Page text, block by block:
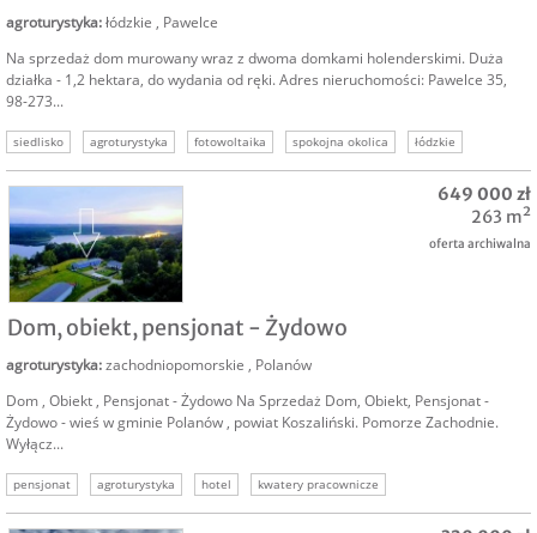
agroturystyka:łódzkie , Pawelce
Na sprzedaż dom murowany wraz z dwoma domkami holenderskimi. Duża
działka - 1,2 hektara, do wydania od ręki. Adres nieruchomości: Pawelce 35,
98-273...
siedlisko agroturystyka fotowoltaika spokojna okolica
łódzkie
sieradzki
Dom, obiekt, pensjonat - Żydowo
agroturystyka:zachodniopomorskie , Polanów
Dom , Obiekt , Pensjonat - Żydowo Na Sprzedaż Dom, Obiekt, Pensjonat -
Żydowo - wieś w gminie Polanów , powiat Koszaliński. Pomorze Zachodnie.
Wyłącz...
pensjonat agroturystyka hotel kwatery pracownicze
649 000 zł
263 m²
oferta archiwalna